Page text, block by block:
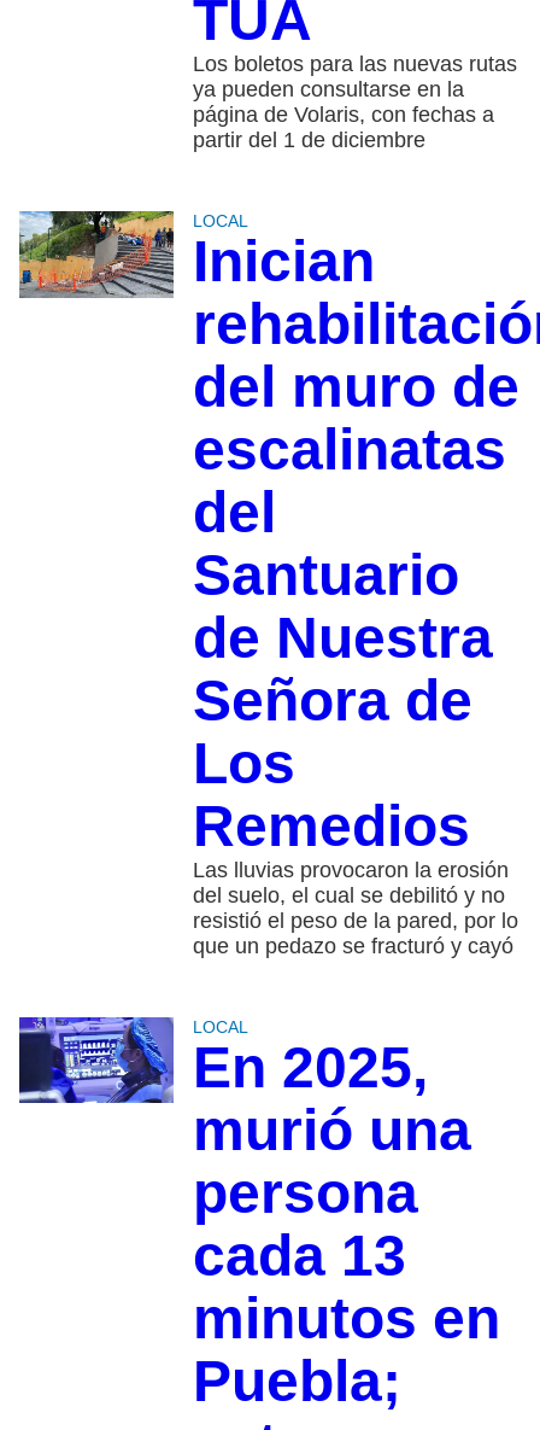
TUA
Los boletos para las nuevas rutas
ya pueden consultarse en la
página de Volaris, con fechas a
partir del 1 de diciembre
LOCAL
Inician
del muro de
escalinatas
del
Santuario
de Nuestra
Señora de
Los
Remedios
Las lluvias provocaron la erosión
del suelo, el cual se debilitó y no
resistió el peso de la pared, por lo
que un pedazo se fracturó y cayó
LOCAL
En 2025,
murió una
persona
cada 13
minutos en
Puebla;